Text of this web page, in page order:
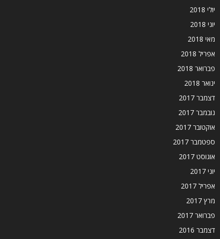
יולי 2018
יוני 2018
מאי 2018
אפריל 2018
פברואר 2018
ינואר 2018
דצמבר 2017
נובמבר 2017
אוקטובר 2017
ספטמבר 2017
אוגוסט 2017
יוני 2017
אפריל 2017
מרץ 2017
פברואר 2017
דצמבר 2016